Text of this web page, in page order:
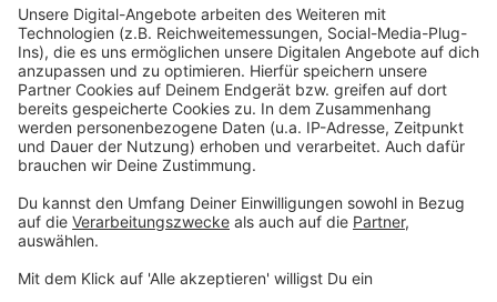
Anzeige
Unter dem Motto „Wir schwitzen nicht für
Mindestlohn“ bereiten sich Reinigungskräfte in der
Region schon auf Protest-Aktionen vor. Die nächste
Tarifrunde für die bundesweit rund 700.000
Beschäftigten ist nächste Woche Donnerstag (02.06.)
in Frankfurt am Main.
Anzeige